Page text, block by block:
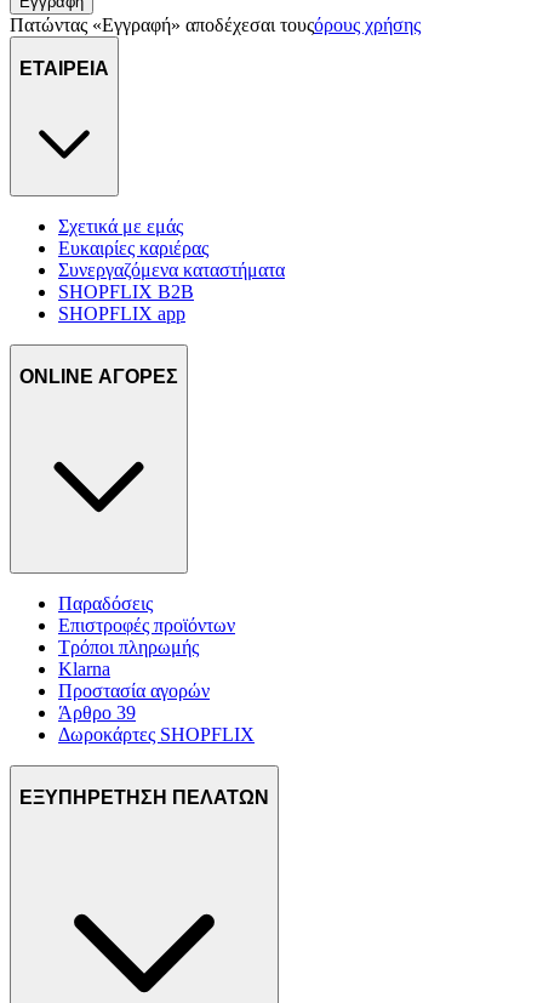
Πατώντας «Εγγραφή» αποδέχεσαι τουςόρους χρήσης
ΕΤΑΙΡΕΙΑ
Σχετικά με εμάς
Ευκαιρίες καριέρας
Συνεργαζόμενα καταστήματα
SHOPFLIX B2B
SHOPFLIX app
ONLINE ΑΓΟΡΕΣ
Παραδόσεις
Επιστροφές προϊόντων
Τρόποι πληρωμής
Klarna
Προστασία αγορών
Άρθρο 39
Δωροκάρτες SHOPFLIX
ΕΞΥΠΗΡΕΤΗΣΗ ΠΕΛΑΤΩΝ